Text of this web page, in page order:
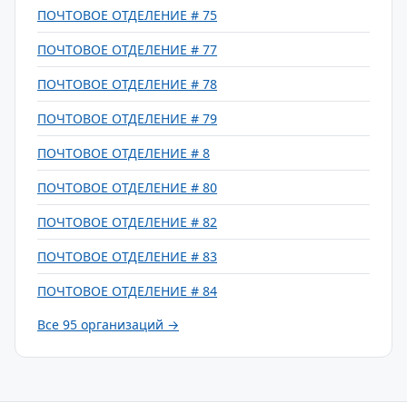
ПОЧТОВОЕ ОТДЕЛЕНИЕ # 75
ПОЧТОВОЕ ОТДЕЛЕНИЕ # 77
ПОЧТОВОЕ ОТДЕЛЕНИЕ # 78
ПОЧТОВОЕ ОТДЕЛЕНИЕ # 79
ПОЧТОВОЕ ОТДЕЛЕНИЕ # 8
ПОЧТОВОЕ ОТДЕЛЕНИЕ # 80
ПОЧТОВОЕ ОТДЕЛЕНИЕ # 82
ПОЧТОВОЕ ОТДЕЛЕНИЕ # 83
ПОЧТОВОЕ ОТДЕЛЕНИЕ # 84
Все 95 организаций →